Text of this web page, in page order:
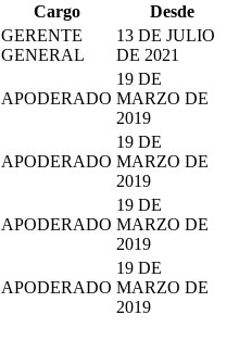
Cargo
Desde
GERENTE
GENERAL
13 DE JULIO
DE 2021
APODERADO
19 DE
MARZO DE
2019
APODERADO
19 DE
MARZO DE
2019
APODERADO
19 DE
MARZO DE
2019
APODERADO
19 DE
MARZO DE
2019